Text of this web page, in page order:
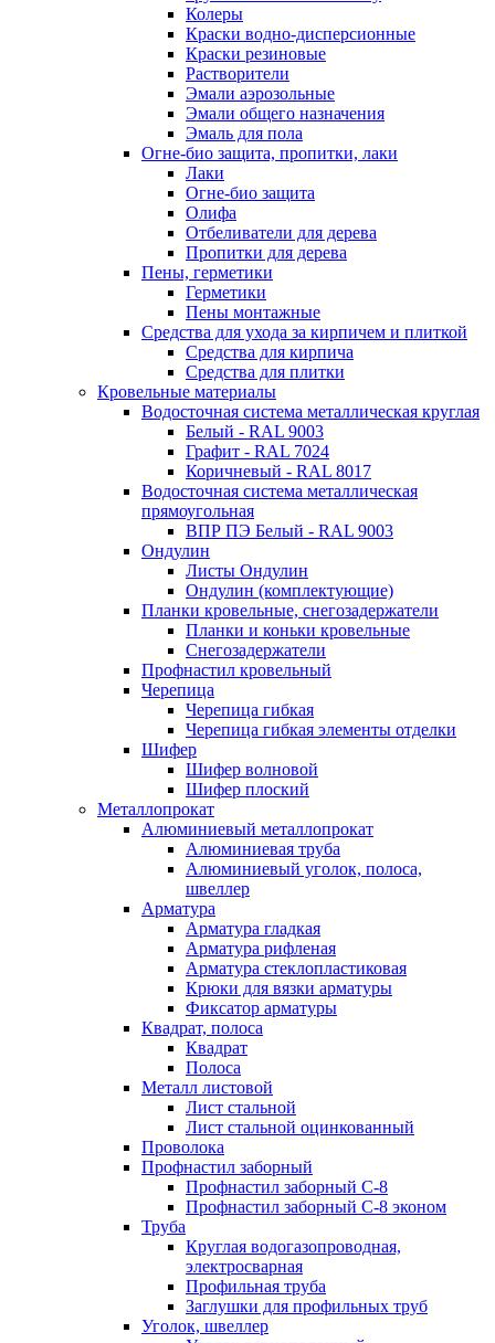
Колеры
Краски водно-дисперсионные
Краски резиновые
Растворители
Эмали аэрозольные
Эмали общего назначения
Эмаль для пола
Огне-био защита, пропитки, лаки
Лаки
Огне-био защита
Олифа
Отбеливатели для дерева
Пропитки для дерева
Пены, герметики
Герметики
Пены монтажные
Средства для ухода за кирпичем и плиткой
Средства для кирпича
Средства для плитки
Кровельные материалы
Водосточная система металлическая круглая
Белый - RAL 9003
Графит - RAL 7024
Коричневый - RAL 8017
Водосточная система металлическая
прямоугольная
ВПР ПЭ Белый - RAL 9003
Ондулин
Листы Ондулин
Ондулин (комплектующие)
Планки кровельные, снегозадержатели
Планки и коньки кровельные
Снегозадержатели
Профнастил кровельный
Черепица
Черепица гибкая
Черепица гибкая элементы отделки
Шифер
Шифер волновой
Шифер плоский
Металлопрокат
Алюминиевый металлопрокат
Алюминиевая труба
Алюминиевый уголок, полоса,
швеллер
Арматура
Арматура гладкая
Арматура рифленая
Арматура стеклопластиковая
Крюки для вязки арматуры
Фиксатор арматуры
Квадрат, полоса
Квадрат
Полоса
Металл листовой
Лист стальной
Лист стальной оцинкованный
Проволока
Профнастил заборный
Профнастил заборный С-8
Профнастил заборный С-8 эконом
Труба
Круглая водогазопроводная,
электросварная
Профильная труба
Заглушки для профильных труб
Уголок, швеллер